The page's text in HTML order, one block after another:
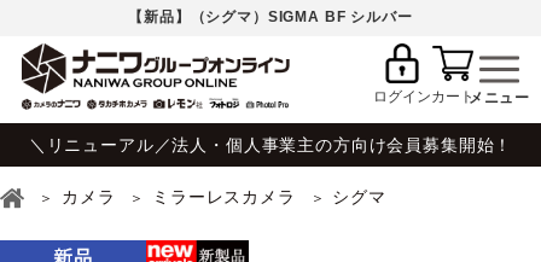
【新品】（シグマ）SIGMA BF シルバー
ログインカート
＼リニューアル／法人・個人事業主の方向け会員募集開始！
カメラ ミラーレスカメラ シグマ